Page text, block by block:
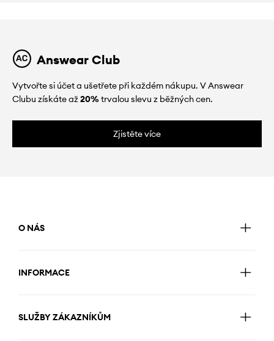
Answear Club
Vytvořte si účet a ušetřete při každém nákupu. V Answear
Clubu získáte až20%trvalou slevu z běžných cen.
Zjistěte více
O NÁS
INFORMACE
SLUŽBY ZÁKAZNÍKŮM